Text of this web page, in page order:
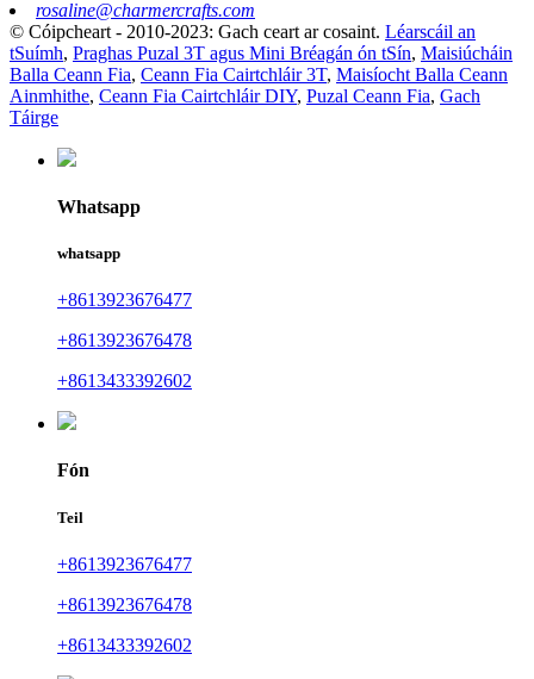
rosaline@charmercrafts.com
© Cóipcheart - 2010-2023: Gach ceart ar cosaint. Léarscáil an
tSuímh, Praghas Puzal 3T agus Mini Bréagán ón tSín, Maisiúcháin
Balla Ceann Fia, Ceann Fia Cairtchláir 3T, Maisíocht Balla Ceann
Ainmhithe, Ceann Fia Cairtchláir DIY, Puzal Ceann Fia, Gach
Táirge
Whatsapp
whatsapp
+8613923676477
+8613923676478
+8613433392602
Fón
Teil
+8613923676477
+8613923676478
+8613433392602